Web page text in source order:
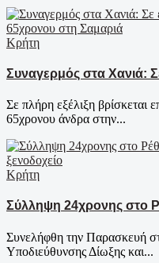
Κρήτη
Συναγερμός στα Χανιά:
Σε πλήρη εξέλιξη βρίσκεται
65χρονου άνδρα στην...
Κρήτη
Σύλληψη 24χρονης στο
Συνελήφθη την Παρασκευή
Υποδιεύθυνσης Δίωξης και...